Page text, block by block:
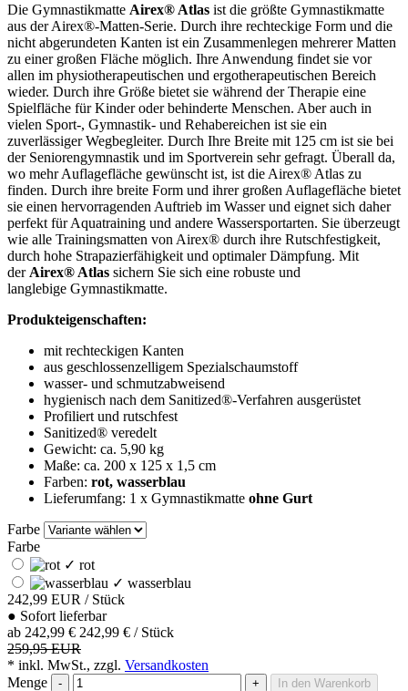
Die Gymnastikmatte Airex® Atlas ist die größte Gymnastikmatte
aus der Airex®-Matten-Serie. Durch ihre rechteckige Form und die
nicht abgerundeten Kanten ist ein Zusammenlegen mehrerer Matten
zu einer großen Fläche möglich. Ihre Anwendung findet sie vor
allen im physiotherapeutischen und ergotherapeutischen Bereich
wieder. Durch ihre Größe bietet sie während der Therapie eine
Spielfläche für Kinder oder behinderte Menschen. Aber auch in
vielen Sport-, Gymnastik- und Rehabereichen ist sie ein
zuverlässiger Wegbegleiter. Durch Ihre Breite mit 125 cm ist sie bei
der Seniorengymnastik und im Sportverein sehr gefragt. Überall da,
wo mehr Auflagefläche gewünscht ist, ist die Airex® Atlas zu
finden. Durch ihre breite Form und ihrer großen Auflagefläche bietet
sie einen hervorragenden Auftrieb im Wasser und eignet sich daher
perfekt für Aquatraining und andere Wassersportarten. Sie überzeugt
wie alle Trainingsmatten von Airex® durch ihre Rutschfestigkeit,
durch hohe Strapazierfähigkeit und optimaler Dämpfung. Mit
der Airex® Atlas sichern Sie sich eine robuste und
langlebige Gymnastikmatte.
Produkteigenschaften:
mit rechteckigen Kanten
aus geschlossenzelligem Spezialschaumstoff
wasser- und schmutzabweisend
hygienisch nach dem Sanitized®-Verfahren ausgerüstet
Profiliert und rutschfest
Sanitized® veredelt
Gewicht: ca. 5,90 kg
Maße: ca. 200 x 125 x 1,5 cm
Farben: rot, wasserblau
Lieferumfang: 1 x Gymnastikmatte ohne Gurt
Farbe
Farbe
✓ rot
✓ wasserblau
242,99 EUR / Stück
● Sofort lieferbar
ab 242,99 € 242,99 € / Stück
259,95 EUR
* inkl. MwSt., zzgl. Versandkosten
Menge
- + In den Warenkorb